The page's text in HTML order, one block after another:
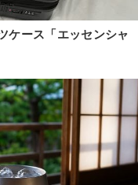
ケース「エッセンシャ